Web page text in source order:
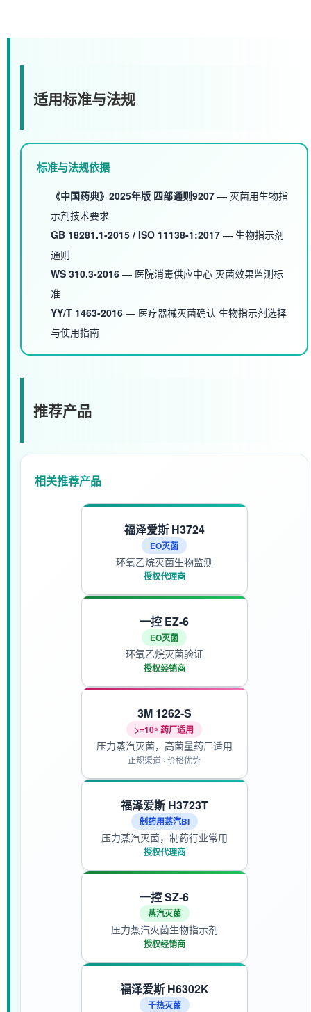
适用标准与法规
标准与法规依据
《中国药典》2025年版 四部通则9207 — 灭菌用生物指
示剂技术要求
GB 18281.1-2015 / ISO 11138-1:2017 — 生物指示剂
通则
WS 310.3-2016 — 医院消毒供应中心 灭菌效果监测标
准
YY/T 1463-2016 — 医疗器械灭菌确认 生物指示剂选择
与使用指南
推荐产品
相关推荐产品
福泽爱斯 H3724
EO灭菌
环氧乙烷灭菌生物监测
授权代理商
一控 EZ-6
EO灭菌
环氧乙烷灭菌验证
授权经销商
3M 1262-S
>=10⁶ 药厂适用
压力蒸汽灭菌，高菌量药厂适用
正规渠道 · 价格优势
福泽爱斯 H3723T
制药用蒸汽BI
压力蒸汽灭菌，制药行业常用
授权代理商
一控 SZ-6
蒸汽灭菌
压力蒸汽灭菌生物指示剂
授权经销商
福泽爱斯 H6302K
干热灭菌